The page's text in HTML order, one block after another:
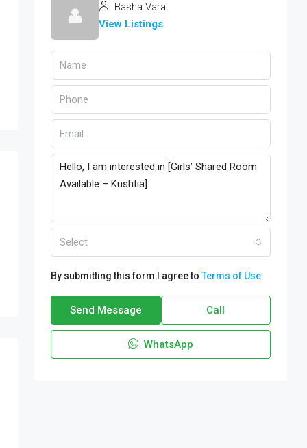
Basha Vara
View Listings
Select
By submitting this form I agree toTerms of Use
Send Message Call
WhatsApp